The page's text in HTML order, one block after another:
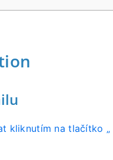
kliknutím na tlačítko „